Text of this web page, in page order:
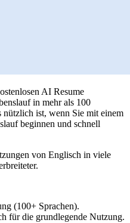
AI Resume
in mehr als 100
nützlich ist, wenn Sie mit einem
beginnen und schnell
von Englisch in viele
(100+ Sprachen).
für die grundlegende Nutzung.